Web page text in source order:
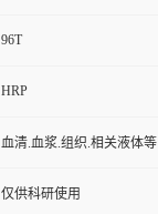
96T
HRP
血清.血浆.组织.相关液体等
仅供科研使用